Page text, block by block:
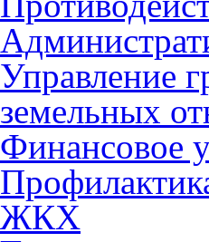
Управление
земельных
Финансовое
ЖКХ